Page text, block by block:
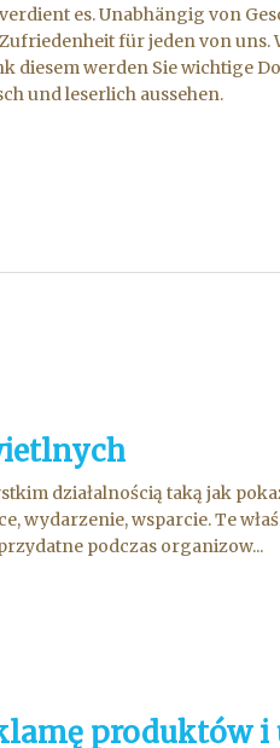
es. Unabhängig von
für jeden von
diesem werden Sie wichtige
und leserlich aussehen.
działalnością taką jak
wydarzenie, wsparcie. Te
podczas organizow...
produktów i